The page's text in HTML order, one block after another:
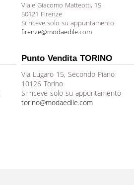
Viale Giacomo Matteotti, 15
50121 Firenze
Si riceve solo su appuntamento
firenze@modaedile.com
Punto Vendita TORINO
Via Lugaro 15, Secondo Piano
10126 Torino
Si riceve solo su appuntamento
torino@modaedile.com